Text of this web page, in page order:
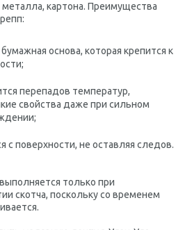
металла, картона. Преимущества
основа, которая крепится к
перепадов температур,
свойства даже при сильном
с поверхности, не оставляя следов.
только при
скотча, поскольку со временем